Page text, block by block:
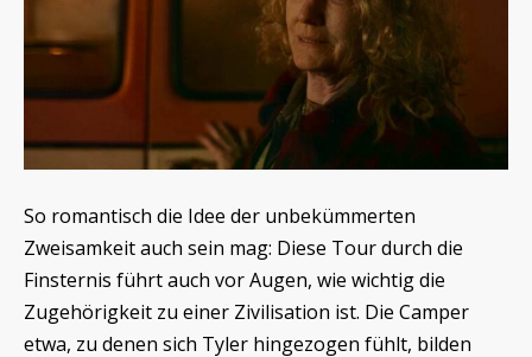
So romantisch die Idee der unbekümmerten
Zweisamkeit auch sein mag: Diese Tour durch die
Finsternis führt auch vor Augen, wie wichtig die
Zugehörigkeit zu einer Zivilisation ist. Die Camper
etwa, zu denen sich Tyler hingezogen fühlt, bilden